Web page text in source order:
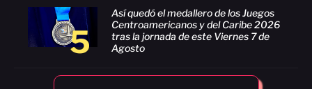
5
Así quedó el medallero de los Juegos
Centroamericanos y del Caribe 2026
tras la jornada de este Viernes 7 de
Agosto